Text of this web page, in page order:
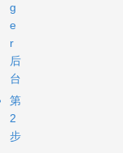
g
e
r
后
台
第
2
步